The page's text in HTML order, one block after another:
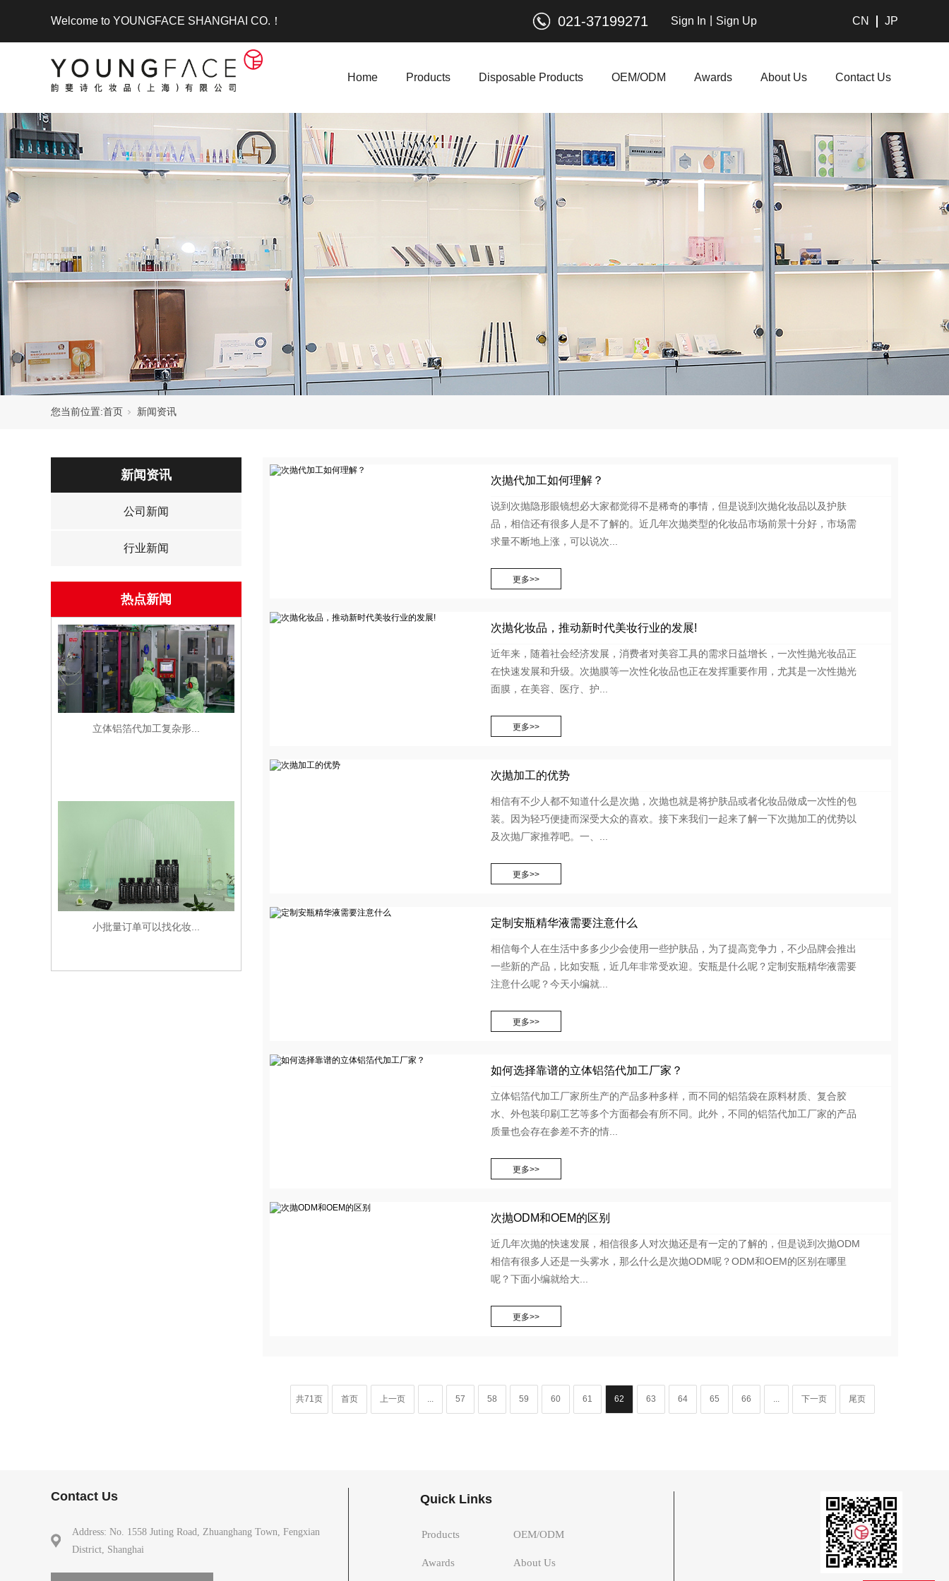
Welcome to YOUNGFACE SHANGHAI CO.！ Sign In Sign Up
021-37199271 JP
CN
Home Products Disposable Products OEM/ODM Awards About Us Contact Us
您当前位置:首页 新闻资讯
新闻资讯
公司新闻
行业新闻
热点新闻
立体铝箔代加工复杂形...
小批量订单可以找化妆...
次抛代加工如何理解？
说到次抛隐形眼镜想必大家都觉得不是稀奇的事情，但是说到次抛化妆品以及护肤
品，相信还有很多人是不了解的。近几年次抛类型的化妆品市场前景十分好，市场需
求量不断地上涨，可以说次...
次抛化妆品，推动新时代美妆行业的发展!
近年来，随着社会经济发展，消费者对美容工具的需求日益增长，一次性抛光妆品正
在快速发展和升级。次抛膜等一次性化妆品也正在发挥重要作用，尤其是一次性抛光
面膜，在美容、医疗、护...
次抛加工的优势
相信有不少人都不知道什么是次抛，次抛也就是将护肤品或者化妆品做成一次性的包
装。因为轻巧便捷而深受大众的喜欢。接下来我们一起来了解一下次抛加工的优势以
及次抛厂家推荐吧。一、...
定制安瓶精华液需要注意什么
相信每个人在生活中多多少少会使用一些护肤品，为了提高竞争力，不少品牌会推出
一些新的产品，比如安瓶，近几年非常受欢迎。安瓶是什么呢？定制安瓶精华液需要
注意什么呢？今天小编就...
如何选择靠谱的立体铝箔代加工厂家？
立体铝箔代加工厂家所生产的产品多种多样，而不同的铝箔袋在原料材质、复合胶
水、外包装印刷工艺等多个方面都会有所不同。此外，不同的铝箔代加工厂家的产品
质量也会存在参差不齐的情...
次抛ODM和OEM的区别
近几年次抛的快速发展，相信很多人对次抛还是有一定的了解的，但是说到次抛ODM
相信有很多人还是一头雾水，那么什么是次抛ODM呢？ODM和OEM的区别在哪里
呢？下面小编就给大...
共71页 首页 上一页 ... 57 58 59 60 61 62 63 64 65 66 ... 下一页 尾页
Contact Us
Address: No. 1558 Juting Road, Zhuanghang Town, Fengxian
District, Shanghai
Products OEM/ODM
Awards About Us
Quick Links